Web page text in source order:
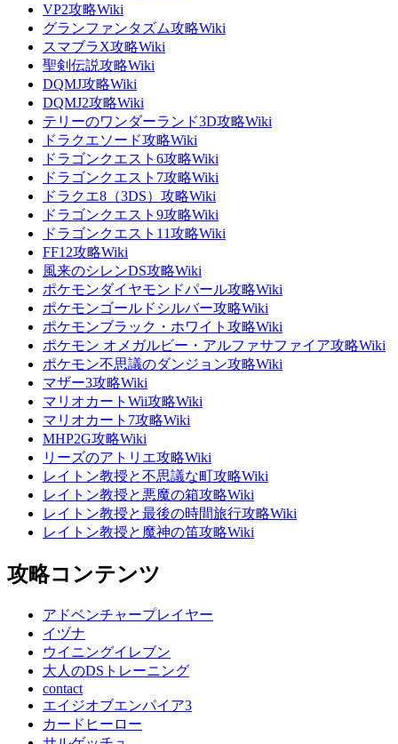
VP2攻略Wiki
グランファンタズム攻略Wiki
スマブラX攻略Wiki
聖剣伝説攻略Wiki
DQMJ攻略Wiki
DQMJ2攻略Wiki
テリーのワンダーランド3D攻略Wiki
ドラクエソード攻略Wiki
ドラゴンクエスト6攻略Wiki
ドラゴンクエスト7攻略Wiki
ドラクエ8（3DS）攻略Wiki
ドラゴンクエスト9攻略Wiki
ドラゴンクエスト11攻略Wiki
FF12攻略Wiki
風来のシレンDS攻略Wiki
ポケモンダイヤモンドパール攻略Wiki
ポケモンゴールドシルバー攻略Wiki
ポケモンブラック・ホワイト攻略Wiki
ポケモン オメガルビー・アルファサファイア攻略Wiki
ポケモン不思議のダンジョン攻略Wiki
マザー3攻略Wiki
マリオカートWii攻略Wiki
マリオカート7攻略Wiki
MHP2G攻略Wiki
リーズのアトリエ攻略Wiki
レイトン教授と不思議な町攻略Wiki
レイトン教授と悪魔の箱攻略Wiki
レイトン教授と最後の時間旅行攻略Wiki
レイトン教授と魔神の笛攻略Wiki
攻略コンテンツ
アドベンチャープレイヤー
イヅナ
ウイニングイレブン
大人のDSトレーニング
contact
エイジオブエンパイア3
カードヒーロー